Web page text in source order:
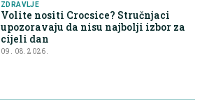
ZDRAVLJE
Volite nositi Crocsice? Stručnjaci
upozoravaju da nisu najbolji izbor za
cijeli dan
09. 08. 2026.